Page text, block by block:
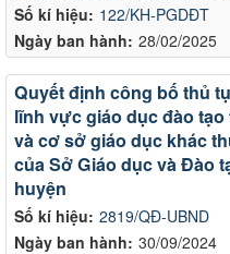
Số kí hiệu: 122/KH-PGDĐT
Ngày ban hành: 28/02/2025
Số kí hiệu: 2819/QĐ-UBND
Ngày ban hành: 30/09/2024
Quyết định công bố thủ
lĩnh vực giáo dục đào
và cơ sở giáo dục khác
của Sở Giáo dục và Đào
huyện